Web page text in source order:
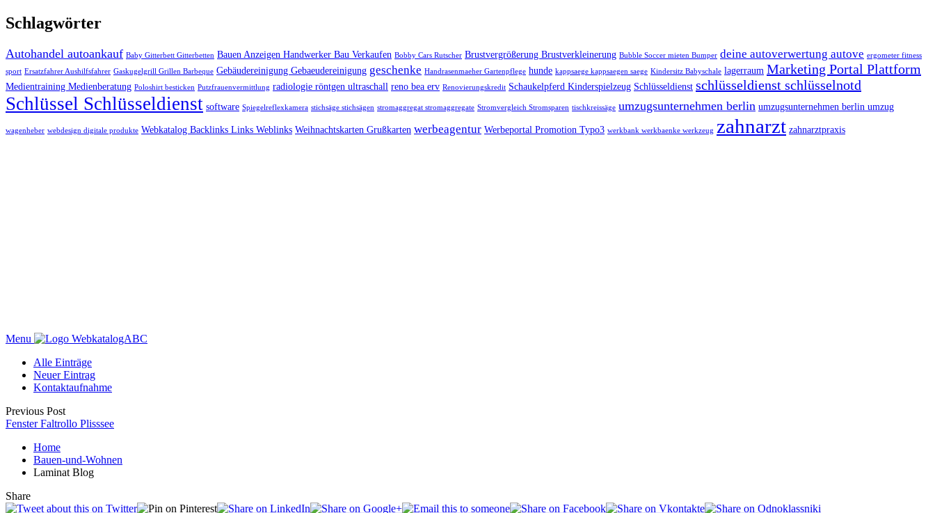
Schlagwörter
Autohandel autoankauf Baby Gitterbett Gitterbetten Bauen Anzeigen Handwerker Bau Verkaufen Bobby Cars Rutscher Brustvergrößerung Brustverkleinerung Bubble Soccer mieten Bumper deine autoverwertung autove ergometer fitness
sport Ersatzfahrer Aushilfsfahrer Gaskugelgrill Grillen Barbeque Gebäudereinigung Gebaeudereinigung geschenke Handrasenmaeher Gartenpflege hunde kappsaege kappsaegen saege Kindersitz Babyschale lagerraum Marketing Portal Plattform
Medientraining Medienberatung Poloshirt besticken Putzfrauenvermittlung radiologie röntgen ultraschall reno bea erv Renovierungskredit Schaukelpferd Kinderspielzeug Schlüsseldienst schlüsseldienst schlüsselnotd
Schlüssel Schlüsseldienst software Spiegelreflexkamera stichsäge stichsägen stromaggregat stromaggregate Stromvergleich Stromsparen tischkreissäge umzugsunternehmen berlin umzugsunternehmen berlin umzug
wagenheber webdesign digitale produkte Webkatalog Backlinks Links Weblinks Weihnachtskarten Grußkarten werbeagentur Werbeportal Promotion Typo3 werkbank werkbaenke werkzeug zahnarzt zahnarztpraxis
Menu
WebkatalogABC
Alle Einträge
Neuer Eintrag
Kontaktaufnahme
Previous Post
Fenster Faltrollo Plisssee
Home
Bauen-und-Wohnen
Laminat Blog
Share